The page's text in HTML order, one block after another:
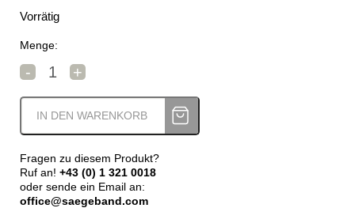
Vorrätig
Menge:
-
Elmag Sägeblatt HSS-E / COBALT Menge
+
IN DEN WARENKORB
Fragen zu diesem Produkt?
Ruf an! +43 (0) 1 321 0018
oder sende ein Email an:
office@saegeband.com